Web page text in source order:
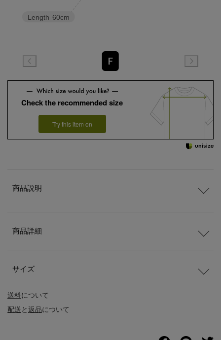
Length 60cm
F
Check the recommended size
Try this item on
送料について
配送と返品について
商品説明
商品詳細
サイズ